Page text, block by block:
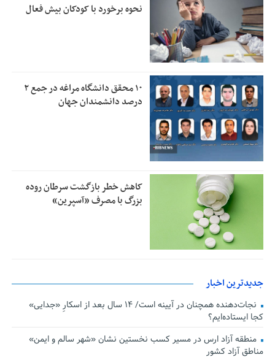
نحوه برخورد با کودکان بیش فعال
۱۰ محقق دانشگاه مراغه در جمع ۲
درصد دانشمندان جهان
کاهش خطر بازگشت سرطان روده
بزرگ با مصرف «آسپرین»
جدیدترین اخبار
نجات‌دهنده‌ همچنان در آیینه است/ ۱۴ سال بعد از اسکارِ «جدایی»
کجا ایستاده‌ایم؟
منطقه آزاد ارس در مسیر کسب نخستین نشان «شهر سالم و ایمن»
مناطق آزاد کشور